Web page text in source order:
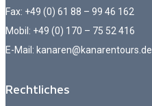
Fax: +49 (0) 61 88 – 99 46 162
Mobil: +49 (0) 170 – 75 52 416
E-Mail: kanaren@kanarentours.de
Rechtliches